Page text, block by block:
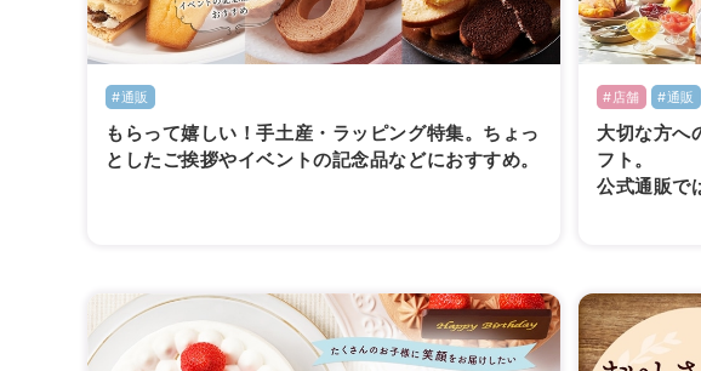
#通販
もらって嬉しい！手土産・ラッピング特集。ちょっ
としたご挨拶やイベントの記念品などにおすすめ。
#店舗 #通販
大切な方へ
フト。
公式通販で